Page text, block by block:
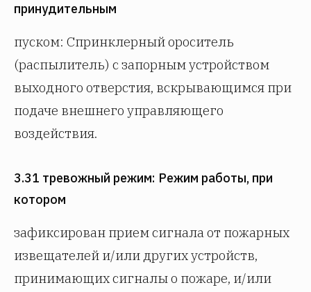
принудительным
пуском: Спринклерный ороситель
(распылитель) с запорным устройством
выходного отверстия, вскрывающимся при
подаче внешнего управляющего
воздействия.
3.31 тревожный режим: Режим работы, при
котором
зафиксирован прием сигнала от пожарных
извещателей и/или других устройств,
принимающих сигналы о пожаре, и/или